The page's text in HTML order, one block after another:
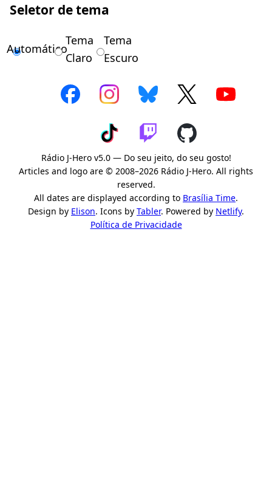
Seletor de tema
Automático
Tema
Claro
Tema
Escuro
Rádio J-Hero v5.0 — Do seu jeito, do seu gosto!
Articles and logo are © 2008–2026 Rádio J-Hero. All rights
reserved.
All dates are displayed according to Brasília Time.
Design by Elison. Icons by Tabler. Powered by Netlify.
Política de Privacidade